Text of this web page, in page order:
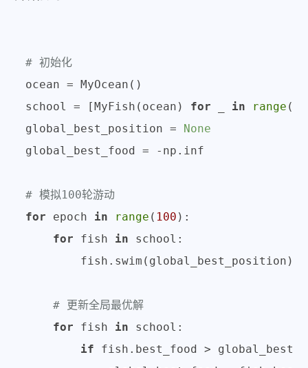
# 初始化
ocean = MyOcean()
school = [MyFish(ocean) for in range (
global_best_position = None
global_best_food = -np.inf
# 模拟100轮游动
for epoch in range ( 100 ):
for fish in school:
        fish.swim(global_best_position)
# 更新全局最优解
for fish in school:
if fish.best_food >